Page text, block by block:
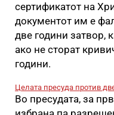
сертификатот на
документот им е
две години затвор,
ако не сторат
години.
Целата пресуда против
Во пресудата, за